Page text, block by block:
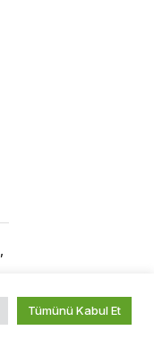
Tümünü Kabul Et